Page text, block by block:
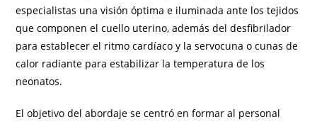
especialistas una visión óptima e iluminada ante los tejidos
que componen el cuello uterino, además del desfibrilador
para establecer el ritmo cardíaco y la servocuna o cunas de
calor radiante para estabilizar la temperatura de los
neonatos.
El objetivo del abordaje se centró en formar al personal